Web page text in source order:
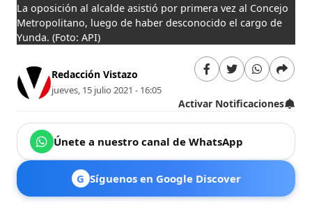
La oposición al alcalde asistió por primera vez al Concejo
Metropolitano, luego de haber desconocido el cargo de
Yunda. (Foto: API)
Redacción Vistazo
jueves, 15 julio 2021 - 16:05
Activar Notificaciones
Únete a nuestro canal de WhatsApp
G Síguenos en Google Discover